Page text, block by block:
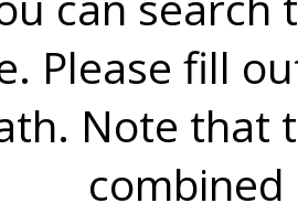
Please fill
Note that
combined